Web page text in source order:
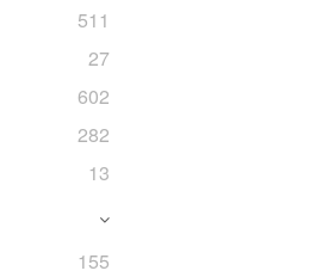
511
27
602
282
13
155